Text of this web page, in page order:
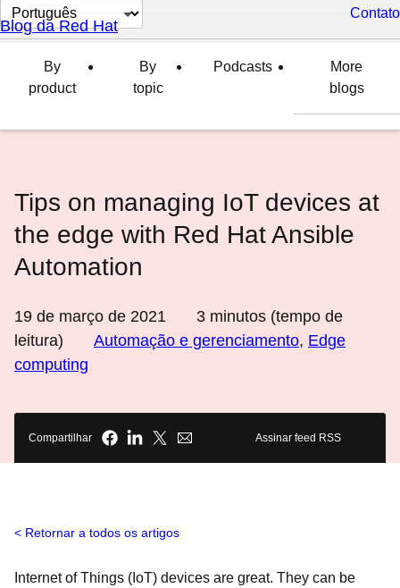
Selecionar
idioma
Contato
Blog da Red Hat
By
product
By
topic
Podcasts
More
blogs
Tips on managing IoT devices at
the edge with Red Hat Ansible
Automation
19 de março de 2021 3 minutos (tempo de
leitura)
Automação e gerenciamento, Edge
computing
Compartilhar Assinar feed RSS
Retornar a todos os artigos
Internet of Things (IoT) devices are great. They can be